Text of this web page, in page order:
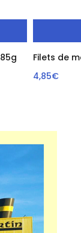
Filets de
4,85€